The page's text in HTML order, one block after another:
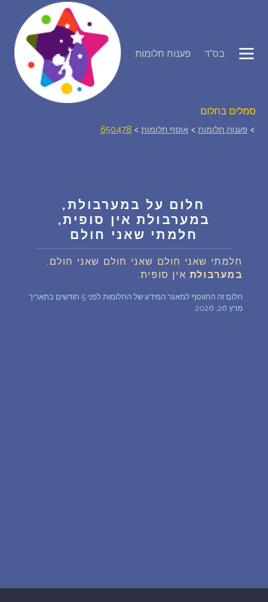
פענוח חלומות בס"ד
סמלים בחלום
חלומות נפוצים
> פענוח חלומות >אוסף חלומות >
650478
חלום על במערבולת,
במערבולת אין סופית,
חלמתי שאני חולם
חלמתי שאני חולם שאני חולם שאני חולם,
במערבולת אין סופית.
חלום זה התווסף למאגר המידע של החלומות לפני 5 חודשים בתאריך
מרץ 26, 2026